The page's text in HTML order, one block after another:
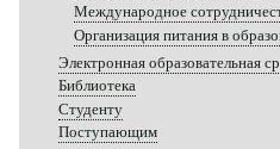
Международное
Организация питания в
Электронная образовательная
Библиотека
Студенту
Поступающим